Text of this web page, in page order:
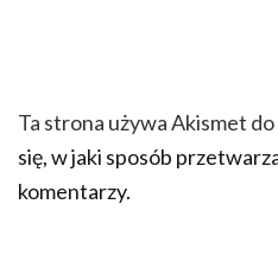
Ta strona używa Akismet
się, w jaki sposób
komentarzy.